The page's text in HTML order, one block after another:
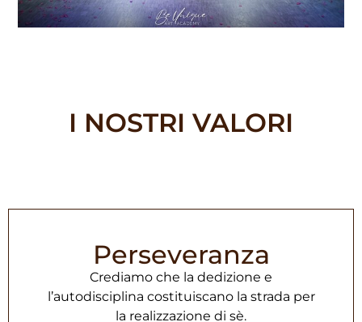
I NOSTRI VALORI
Perseveranza
Crediamo che la dedizione e
l’autodisciplina costituiscano la strada per
la realizzazione di sè.